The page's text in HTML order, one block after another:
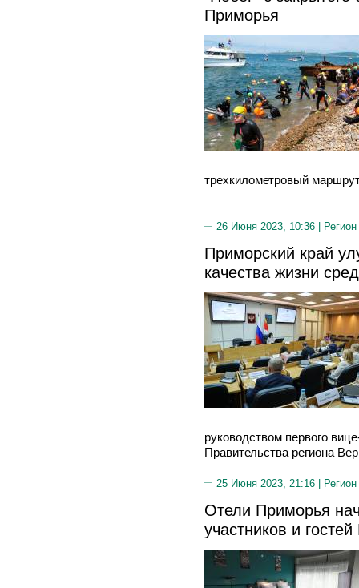
Приморья
трехкилометровый
26 Июня 2023, 10:36 |
Приморский край
качества жизни
руководством первого
Правительства региона
25 Июня 2023, 21:16 |
Отели Приморья
участников и